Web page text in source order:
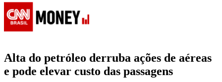
Alta do petróleo derruba ações de aéreas
e pode elevar custo das passagens